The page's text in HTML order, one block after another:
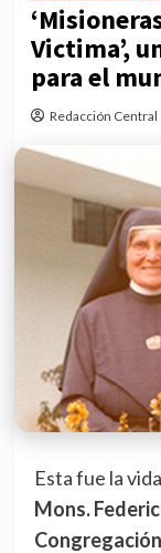
Victima’,
para el
Redacción Central
Esta fue la
Mons.